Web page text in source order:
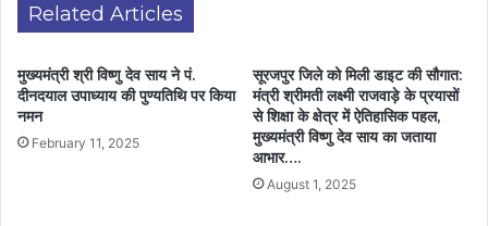
Related Articles
मुख्यमंत्री श्री विष्णु देव साय ने पं.
दीनदयाल उपाध्याय की पुण्यतिथि पर किया
नमन
February 11, 2025
सूरजपुर जिले को मिली डाइट की सौगात:
मंत्री श्रीमती लक्ष्मी राजवाड़े के प्रयासों
से शिक्षा के क्षेत्र में ऐतिहासिक पहल,
मुख्यमंत्री विष्णु देव साय का जताया
आभार….
August 1, 2025